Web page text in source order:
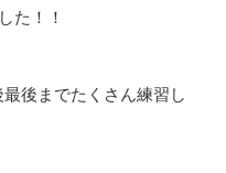
た！！
後までたくさん練習し